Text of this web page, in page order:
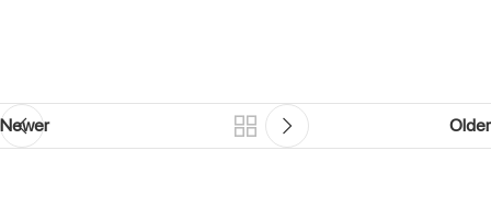
Newer Older